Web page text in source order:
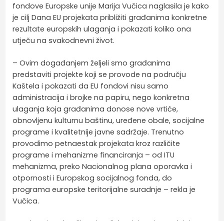
fondove Europske unije Marija Vučica naglasila je kako
je cilj Dana EU projekata približiti građanima konkretne
rezultate europskih ulaganja i pokazati koliko ona
utječu na svakodnevni život.
– Ovim događanjem željeli smo građanima
predstaviti projekte koji se provode na području
Kaštela i pokazati da EU fondovi nisu samo
administracija i brojke na papiru, nego konkretna
ulaganja koja građanima donose nove vrtiće,
obnovljenu kulturnu baštinu, uređene obale, socijalne
programe i kvalitetnije javne sadržaje. Trenutno
provodimo petnaestak projekata kroz različite
programe i mehanizme financiranja – od ITU
mehanizma, preko Nacionalnog plana oporavka i
otpornosti i Europskog socijalnog fonda, do
programa europske teritorijalne suradnje – rekla je
Vučica.